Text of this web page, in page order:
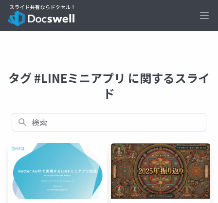
タグ #LINEミニアプリ に関するスライ
ド
検索